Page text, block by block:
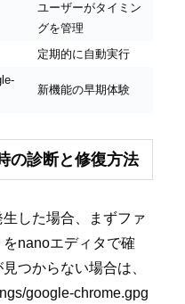
ユーザーがタイミン
グを管理
定期的に自動実行
新機能の早期体験
の診断と修復方法
した場合、まずファ
nanoエディタで確
つからない場合は、
google-chrome.gpg